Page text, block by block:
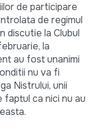
de participare
de regimul
discutie la Clubul
la
au fost unanimi
nu va fi
Nistrului, unii
faptul ca nici nu au